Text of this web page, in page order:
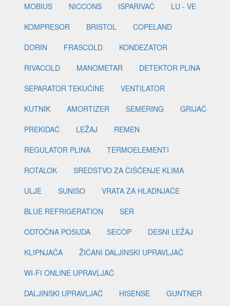
MOBIUS
NICCONS ISPARIVAČ
LU - VE
KOMPRESOR
BRISTOL
COPELAND
DORIN
FRASCOLD
KONDEZATOR
RIVACOLD
MANOMETAR
DETEKTOR PLINA
SEPARATOR TEKUĆINE
VENTILATOR
KUTNIK
AMORTIZER SEMERING
GRIJAČ
PREKIDAČ
LEŽAJ
REMEN
REGULATOR PLINA
TERMOELEMENTI
ROTALOK
SREDSTVO ZA ČIŠĆENJE KLIMA
ULJE
SUNISO
VRATA ZA HLADNJAČE
BLUE REFRIGERATION
SER
ODTOČNA POSUDA
SECOP
DESNI LEŽAJ
KLIPNJAČA
ŽIČANI DALJINSKI UPRAVLJAČ
WI-FI ONLINE UPRAVLJAČ
DALJINSKI UPRAVLJAČ
HISENSE GUNTNER